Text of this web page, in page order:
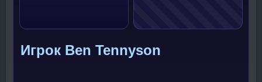
Игрок Ben Tennyson